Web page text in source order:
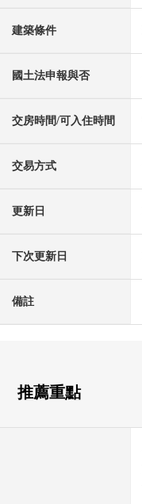
建築條件
國土法申報與否
交房時間/可入住時間
交易方式
更新日
下次更新日
備註
推薦重點